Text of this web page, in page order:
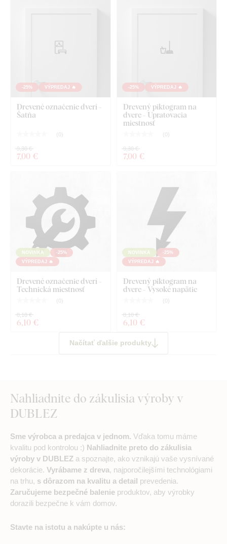
-25% VÝPREDAJ 🔥
Drevené označenie dverí -
Šatňa
( 0 )
7,00 €
9,30 €
-25% VÝPREDAJ 🔥
Drevený piktogram na
dvere - Upratovacia
miestnosť
( 0 )
7,00 €
9,30 €
NOVINKA
-25%
VÝPREDAJ 🔥
Drevené označenie dverí -
Technická miestnosť
( 0)
6,10 €
8,10 €
NOVINKA
-25%
VÝPREDAJ 🔥
Drevený piktogram na
dvere - Vysoké napätie
( 0)
6,10 €
8,10 €
Načítať ďalšie produkty
Nahliadnite do zákulisia výroby v
DUBLEZ
Sme výrobca a predajca v jednom. Vďaka tomu máme
kvalitu pod kontrolou :) Nahliadnite preto do zákulisia
výroby v DUBLEZ a spoznajte, ako vznikajú vaše vysnívané
dekorácie. Vyrábame z dreva, najporočilejšími technológiami
na trhu, s dôrazom na kvalitu a detail prevedenia.
Zaručujeme bezpečné balenie produktov, aby výrobky
dorazili bezpečne k vám domov.
Stavte na istotu a nakúpte u nás: